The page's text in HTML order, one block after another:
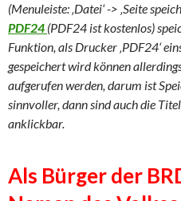
(Menuleiste: ‚Datei‘ -> ‚Seite
PDF24 (PDF24 ist kostenlos)
Funktion, als Drucker ‚PDF24‘
gespeichert wird können
aufgerufen werden, darum ist
sinnvoller, dann sind auch die
anklickbar.
Als Bürger der